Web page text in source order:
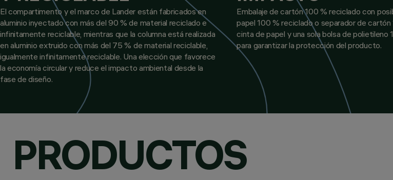
El compartimento y el marco de Lander están fabricados en
aluminio inyectado con más del 90 % de material reciclado e
infinitamente reciclable, mientras que la columna está realizada
en aluminio extruido con más del 75 % de material reciclable,
igualmente infinitamente reciclable. Una elección que favorece
la economía circular y reduce el impacto ambiental desde la
fase de diseño.
Embalaje de cartón 100 % reciclado con
papel 100 % reciclado o separador de cartón
cinta de papel y una sola bolsa de polietileno
para garantizar la protección del producto.
PRODUCTOS